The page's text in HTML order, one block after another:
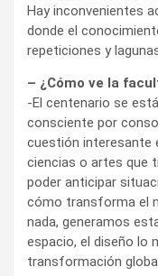
Hay inconvenientes
donde el
repeticiones y
– ¿Cómo ve la
-El centenario se
consciente por
cuestión interesante
ciencias o artes que
poder anticipar
cómo transforma el
nada, generamos
espacio, el diseño lo
transformación